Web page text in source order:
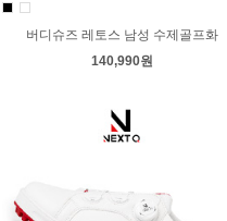
버디슈즈 레토스 남성 수제골프화
140,990원